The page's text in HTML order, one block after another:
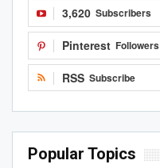
3,620 Subscribers
Pinterest Followers
RSS Subscribe
Popular Topics